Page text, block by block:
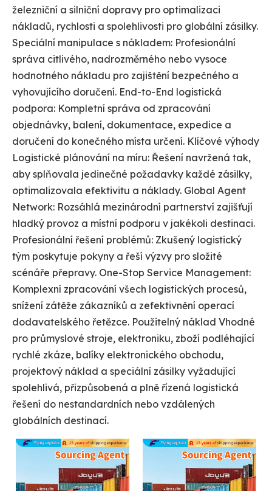
železniční a silniční dopravy pro optimalizaci
nákladů, rychlosti a spolehlivosti pro globální zásilky.
Speciální manipulace s nákladem: Profesionální
správa citlivého, nadrozměrného nebo vysoce
hodnotného nákladu pro zajištění bezpečného a
vyhovujícího doručení. End-to-End logistická
podpora: Kompletní správa od zpracování
objednávky, balení, dokumentace, expedice a
doručení do konečného místa určení. Klíčové výhody
Logistické plánování na míru: Řešení navržená tak,
aby splňovala jedinečné požadavky každé zásilky,
optimalizovala efektivitu a náklady. Global Agent
Network: Rozsáhlá mezinárodní partnerství zajišťují
hladký provoz a místní podporu v jakékoli destinaci.
Profesionální řešení problémů: Zkušený logistický
tým poskytuje pokyny a řeší výzvy pro složité
scénáře přepravy. One-Stop Service Management:
Komplexní zpracování všech logistických procesů,
snížení zátěže zákazníků a zefektivnění operací
dodavatelského řetězce. Použitelný náklad Vhodné
pro průmyslové stroje, elektroniku, zboží podléhající
rychlé zkáze, balíky elektronického obchodu,
projektový náklad a speciální zásilky vyžadující
spolehlivá, přizpůsobená a plně řízená logistická
řešení do nestandardních nebo vzdálených
globálních destinací.